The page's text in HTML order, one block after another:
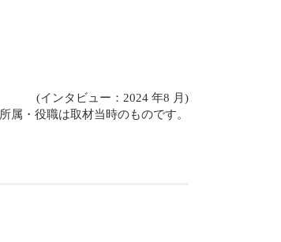
(インタビュー：2024 年8 月)
属・役職は取材当時のものです。